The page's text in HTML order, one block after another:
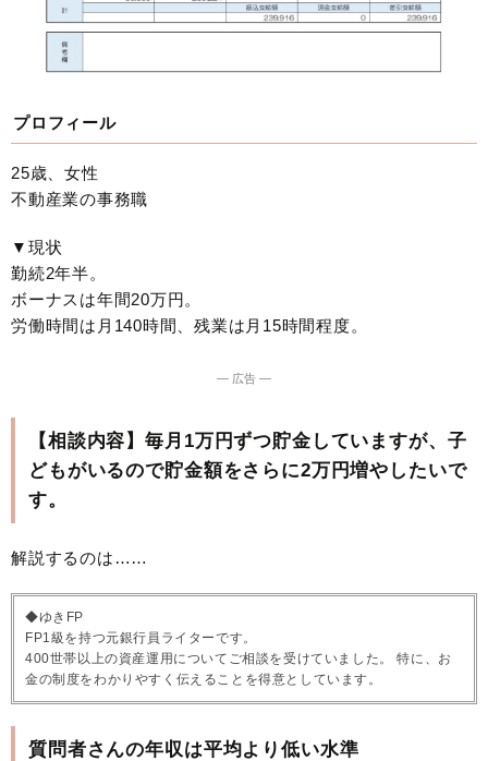
プロフィール
25歳、女性
不動産業の事務職
▼現状
勤続2年半。
ボーナスは年間20万円。
労働時間は月140時間、残業は月15時間程度。
― 広告 ―
【相談内容】毎月1万円ずつ貯金していますが、子
どもがいるので貯金額をさらに2万円増やしたいで
す。
解説するのは……
◆ゆきFP
FP1級を持つ元銀行員ライターです。
400世帯以上の資産運用についてご相談を受けていました。 特に、お
金の制度をわかりやすく伝えることを得意としています。
質問者さんの年収は平均より低い水準